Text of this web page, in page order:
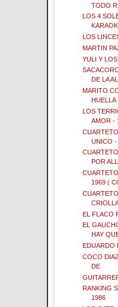
TODO
LOS 4
LOS
MARTIN
YULI Y
DE LA
MARITO
HUELLA
LOS
AMOR -
UNICO -
POR
1969 (
EL FLACO
EL
HAY
EDUARDO
COCO
DE
RANKING
1986